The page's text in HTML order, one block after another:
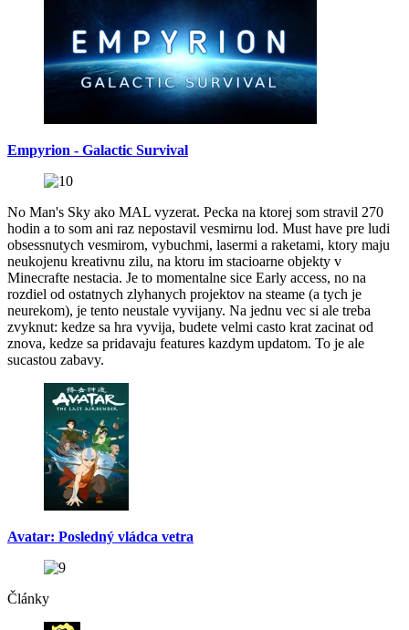
Empyrion - Galactic Survival
No Man's Sky ako MAL vyzerat. Pecka na ktorej som stravil 270
hodin a to som ani raz nepostavil vesmirnu lod. Must have pre ludi
obsessnutych vesmirom, vybuchmi, lasermi a raketami, ktory maju
neukojenu kreativnu zilu, na ktoru im stacioarne objekty v
Minecrafte nestacia. Je to momentalne sice Early access, no na
rozdiel od ostatnych zlyhanych projektov na steame (a tych je
neurekom), je tento neustale vyvijany. Na jednu vec si ale treba
zvyknut: kedze sa hra vyvija, budete velmi casto krat zacinat od
znova, kedze sa pridavaju features kazdym updatom. To je ale
sucastou zabavy.
Avatar: Posledný vládca vetra
Články